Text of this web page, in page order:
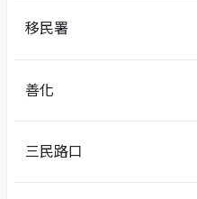
移民署
善化
三民路口